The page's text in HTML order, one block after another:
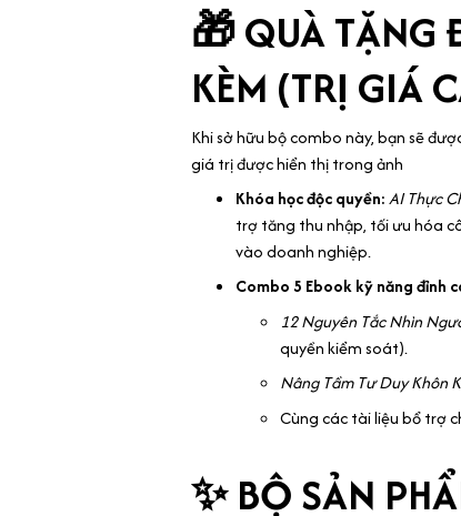
🎁 QUÀ TẶNG
KÈM (TRỊ GIÁ
Khi sở hữu bộ combo này, bạn sẽ
giá trị được hiển thị trong ảnh
Khóa học độc quyền:AI Thực
trợ tăng thu nhập, tối ưu hóa
vào doanh nghiệp.
Combo 5 Ebook kỹ năng đỉnh
12 Nguyên Tắc Nhìn
quyền kiểm soát).
Nâng Tầm Tư Duy Khôn
Cùng các tài liệu bổ trợ
✨ BỘ SẢN